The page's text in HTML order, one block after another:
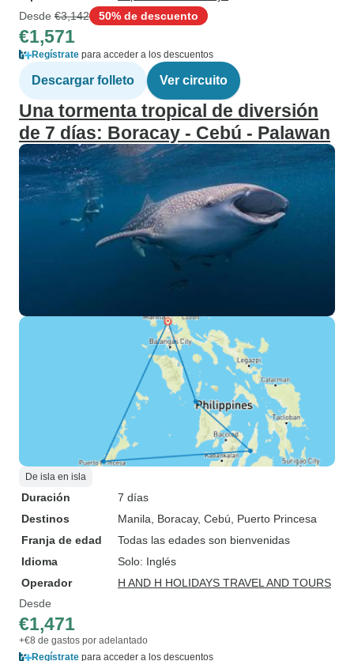
Desde €3,142 50% de descuento
€1,571
Regístrate para acceder a los descuentos
Descargar folleto Ver circuito
Una tormenta tropical de diversión
de 7 días: Boracay - Cebú - Palawan
De isla en isla
Duración
7 días
Destinos
Manila , Boracay, Cebú , Puerto Princesa
Franja de edad
Todas las edades son bienvenidas
Idioma
Solo: Inglés
Operador
H AND H HOLIDAYS TRAVEL AND TOURS
Desde
€1,471
+€8 de gastos por adelantado
Regístrate para acceder a los descuentos